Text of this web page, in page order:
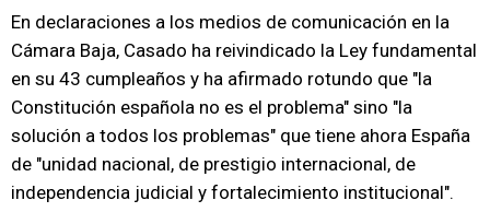
En declaraciones a los medios de comunicación en la
Cámara Baja, Casado ha reivindicado la Ley fundamental
en su 43 cumpleaños y ha afirmado rotundo que "la
Constitución española no es el problema" sino "la
solución a todos los problemas" que tiene ahora España
de "unidad nacional, de prestigio internacional, de
independencia judicial y fortalecimiento institucional".